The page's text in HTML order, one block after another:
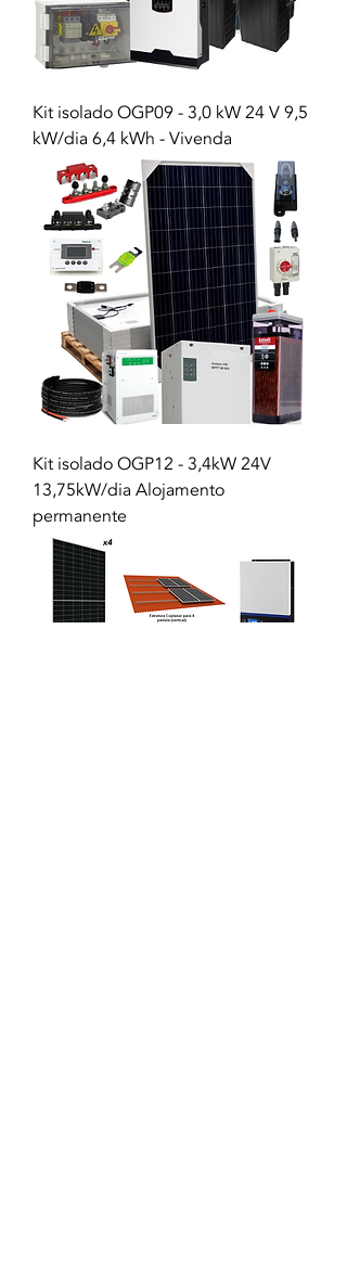
Kit isolado OGP09 - 3,0 kW 24 V 9,5
kW/dia 6,4 kWh - Vivenda
Kit isolado OGP12 - 3,4kW 24V
13,75kW/dia Alojamento
permanente